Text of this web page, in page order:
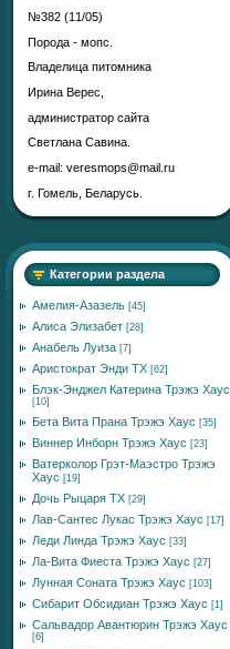
№382 (11/05)
Порода - мопс.
Владелица питомника
Ирина Верес,
администратор сайта
Светлана Савина.
е-mail: veresmops@mail.ru
г. Гомель, Беларусь.
Категории раздела
Амелия-Азазель [45]
Алиса Элизабет [28]
Анабель Луиза [7]
Аристократ Энди ТХ [62]
Блэк-Энджел Катерина Трэжэ Хаус
[10]
Бета Вита Прана Трэжэ Хаус [35]
Виннер Инборн Трэжэ Хаус [23]
Ватерколор Грэт-Маэстро Трэжэ
Хаус [19]
Дочь Рыцаря ТХ [29]
Лав-Сантес Лукас Трэжэ Хаус [17]
Леди Линда Трэжэ Хаус [33]
Ла-Вита Фиеста Трэжэ Хаус [27]
Лунная Соната Трэжэ Хаус [103]
Cибарит Обсидиан Трэжэ Хаус [1]
Cальвадор Авантюрин Трэжэ Хаус
[6]